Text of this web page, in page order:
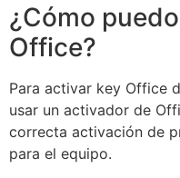
¿Cómo
Office?
Para activar key Office
usar un activador de
correcta activación de
para el equipo.